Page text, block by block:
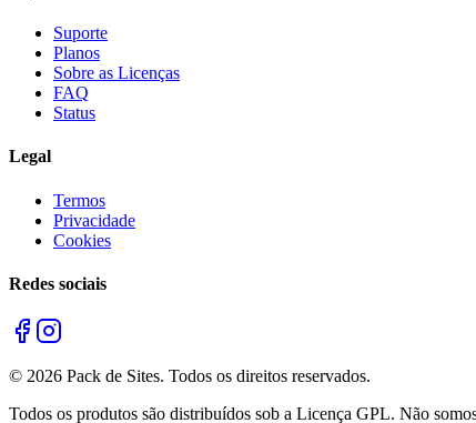
Suporte
Planos
Sobre as Licenças
FAQ
Status
Legal
Termos
Privacidade
Cookies
Redes sociais
© 2026 Pack de Sites. Todos os direitos reservados.
Todos os produtos são distribuídos sob a Licença GPL. Não